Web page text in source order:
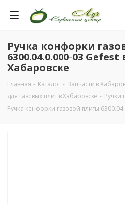
Ручка конфорки
6300.04.0.000-03 Gefest
Хабаровске
Главная - Каталог - Запчасти в
для газовых плит в Хабаровске - Ручки
Ручка конфорки газовой плиты